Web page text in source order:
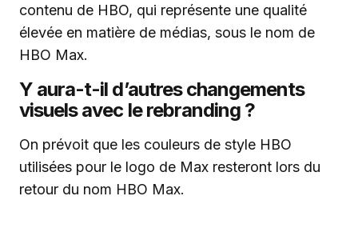
contenu de HBO, qui représente une qualité
élevée en matière de médias, sous le nom de
HBO Max.
Y aura-t-il d’autres changements
visuels avec le rebranding ?
On prévoit que les couleurs de style HBO
utilisées pour le logo de Max resteront lors du
retour du nom HBO Max.